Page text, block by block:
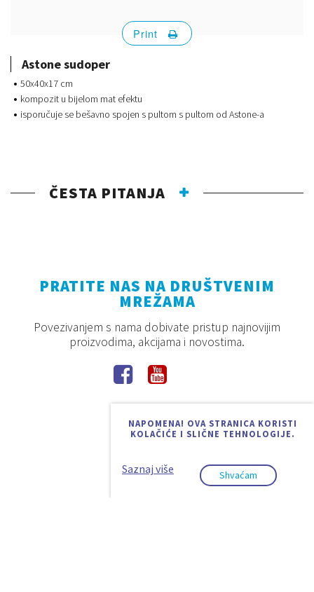
Astone sudoper
50x40x17 cm
kompozit u bijelom mat efektu
isporučuje se bešavno spojen s pultom s pultom od Astone-a
Print
ČESTA PITANJA
NAPOMENA! OVA STRANICA KORISTI
KOLAČIĆE I SLIČNE TEHNOLOGIJE.
Saznaj više Shvaćam
PRATITE NAS NA DRUŠTVENIM
MREŽAMA
Povezivanjem s nama dobivate pristup najnovijim
proizvodima, akcijama i novostima.